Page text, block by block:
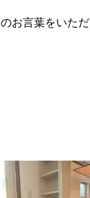
お言葉をいた